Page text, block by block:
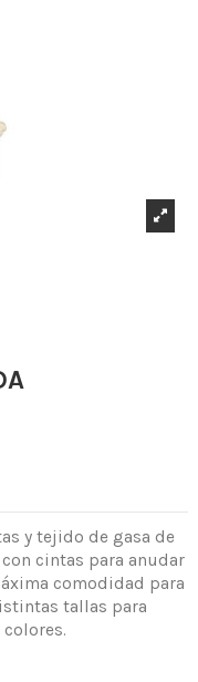
y tejido de gasa de
cintas para anudar
comodidad para
tallas para